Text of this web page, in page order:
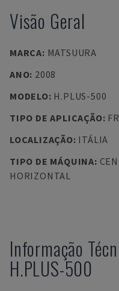
Visão Geral
MARCA: MATSUURA
ANO: 2008
MODELO: H.PLUS-500
TIPO DE APLICAÇÃO:
LOCALIZAÇÃO: ITÁLIA
TIPO DE MÁQUINA:
HORIZONTAL
Informação
H.PLUS-500